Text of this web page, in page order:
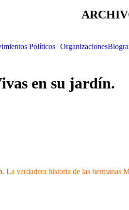
Políticos Organizaciones
en su jardín.
. La verdadera historia de las hermanas